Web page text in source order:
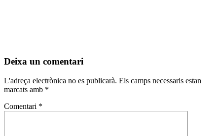
Deixa un comentari
L'adreça electrònica no es publicarà. Els camps necessaris estan
marcats amb *
Comentari *